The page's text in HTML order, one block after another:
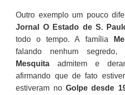
Outro exemplo um pouco
Jornal O Estado de S.
todo o tempo. A família
falando nenhum
Mesquita admitem e
afirmando que de fato
estiveram noGolpe desde